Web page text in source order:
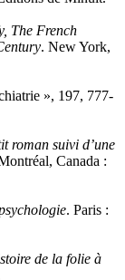
The French
. New York,
», 197, 777-
roman suivi d’une
Canada :
. Paris :
de la folie à